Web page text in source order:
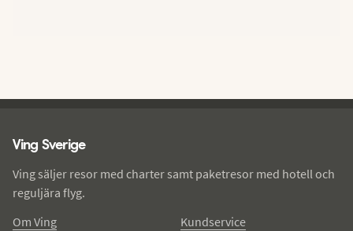
Ving Sverige
Ving säljer resor med charter samt paketresor med hotell och
reguljära flyg.
Om Ving
Kundservice